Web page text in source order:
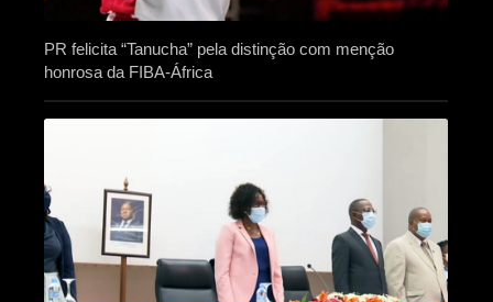
PR felicita “Tanucha” pela distinção com menção
honrosa da FIBA-África